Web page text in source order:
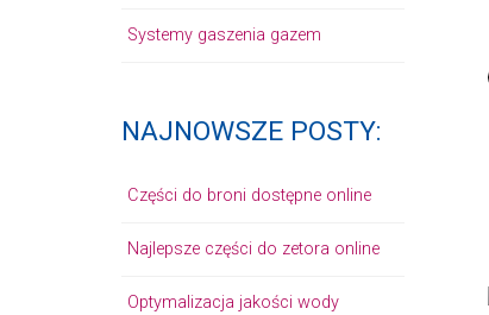
Systemy gaszenia gazem
NAJNOWSZE POSTY:
Części do broni dostępne online
Najlepsze części do zetora online
Optymalizacja jakości wody